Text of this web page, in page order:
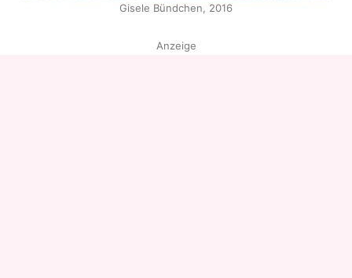
Gisele Bündchen, 2016
Anzeige